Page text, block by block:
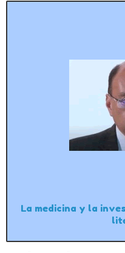
La medicina y la